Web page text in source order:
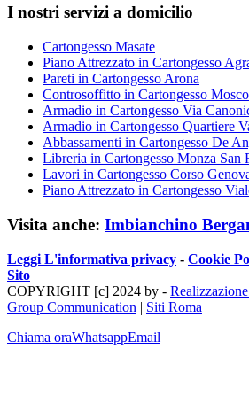
I nostri servizi a domicilio
Cartongesso Masate
Piano Attrezzato in Cartongesso
Pareti in Cartongesso Arona
Controsoffitto in Cartongesso
Armadio in Cartongesso Via
Armadio in Cartongesso Quartiere
Abbassamenti in Cartongesso De
Libreria in Cartongesso Monza San
Lavori in Cartongesso Corso
Piano Attrezzato in Cartongesso
Visita anche: Imbianchino
Leggi L'informativa privacy - Cookie
Sito
COPYRIGHT [c] 2024 by -
Group Communication | Siti Roma
Chiama oraWhatsappEmail